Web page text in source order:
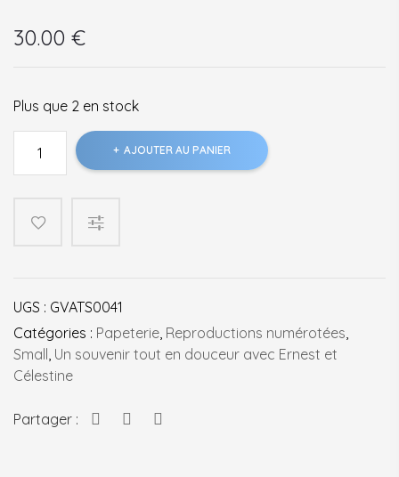
30.00 €
Plus que 2 en stock
Célestine
des
fleurs!
AJOUTER AU PANIER
UGS : GVATS0041
Catégories : Papeterie, Reproductions numérotées,
Small , Un souvenir tout en douceur avec Ernest et
Célestine
Partager :